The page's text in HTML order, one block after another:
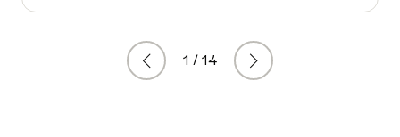
Zurück
1 / 14 Weiter